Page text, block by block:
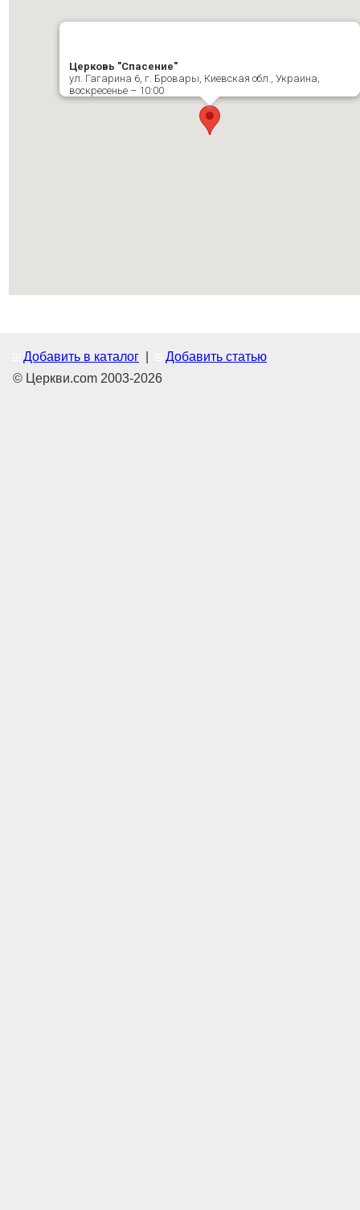
Церковь "Спасение"
ул. Гагарина 6, г. Бровары, Киевская обл., Украина,
воскресенье – 10:00
Добавить в каталог
Добавить статью
© Церкви.com 2003-2026